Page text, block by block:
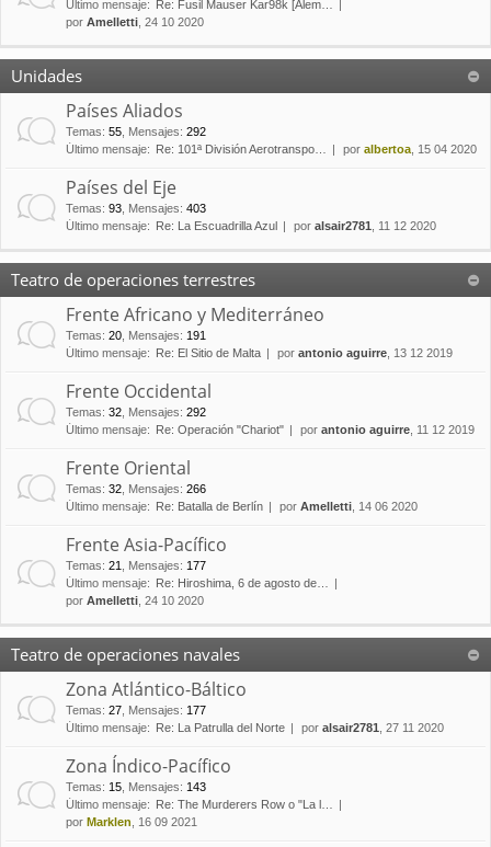
Último mensaje:
Re: Fusil Mauser Kar98k [Alem…
por Amelletti , 24 10 2020
Unidades
Países Aliados
Temas: 55 Mensajes: 292
Último mensaje:
Re: 101ª División Aerotranspo… por albertoa , 15 04 2020
Países del Eje
Temas: 93 Mensajes: 403
Último mensaje:
Re: La Escuadrilla Azul por alsair2781 , 11 12 2020
Teatro de operaciones terrestres
Frente Africano y Mediterráneo
Temas: 20 Mensajes: 191
Último mensaje:
Re: El Sitio de Malta por antonio aguirre , 13 12 2019
Frente Occidental
Temas: 32 Mensajes: 292
Último mensaje:
Re: Operación "Chariot" por antonio aguirre , 11 12 2019
Frente Oriental
Temas: 32 Mensajes: 266
Último mensaje:
Re: Batalla de Berlín por Amelletti , 14 06 2020
Frente Asia-Pacífico
Temas: 21 Mensajes: 177
Último mensaje:
Re: Hiroshima, 6 de agosto de…
por Amelletti , 24 10 2020
Teatro de operaciones navales
Zona Atlántico-Báltico
Temas: 27 Mensajes: 177
Último mensaje:
Re: La Patrulla del Norte por alsair2781 , 27 11 2020
Zona Índico-Pacífico
Temas: 15 Mensajes: 143
Último mensaje:
Re: The Murderers Row o "La l…
por Marklen , 16 09 2021